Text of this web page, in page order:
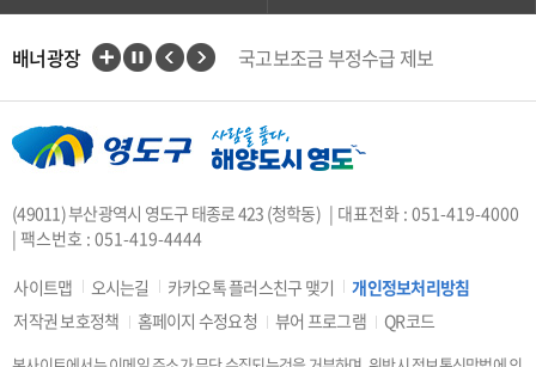
배너광장
국고보조금 부정수급 제보
지적측량바로처리센터
안전속도 5030
카카오톡 플러스친구
중앙부처 법령 유권해석
복지·보조금 부정 신고센터
지방소득세(특별징수분)신고·납부
(49011) 부산광역시 영도구 태종로 423 (청학동) | 대표전화 : 051-419-4000
| 팩스번호 : 051-419-4444
사이트맵 오시는길 카카오톡 플러스친구 맺기
개인정보처리방침
저작권 보호정책
홈페이지 수정요청 뷰어 프로그램 QR코드